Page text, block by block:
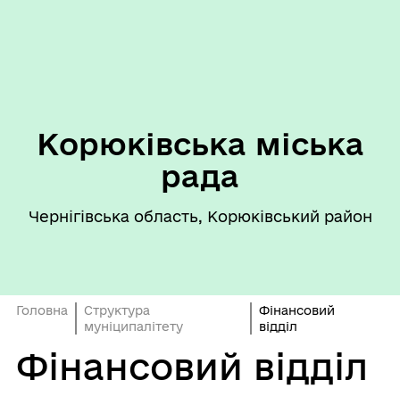
Корюківська міська
рада
Чернігівська область, Корюківський район
Головна
Структура
муніципалітету
Фінансовий
відділ
Фінансовий відділ